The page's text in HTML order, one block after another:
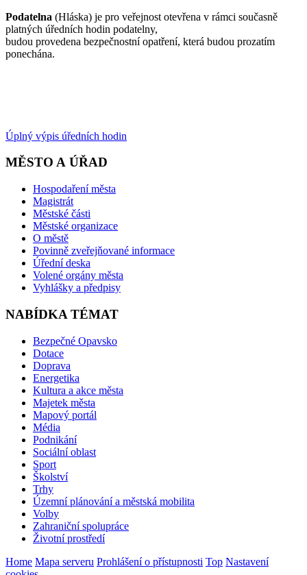
Podatelna (Hláska) je pro veřejnost otevřena v rámci současně
platných úředních hodin podatelny,
budou provedena bezpečnostní opatření, která budou prozatím
ponechána.
Úplný výpis úředních hodin
MĚSTO A ÚŘAD
Hospodaření města
Magistrát
Městské části
Městské organizace
O městě
Povinně zveřejňované informace
Úřední deska
Volené orgány města
Vyhlášky a předpisy
NABÍDKA TÉMAT
Bezpečné Opavsko
Dotace
Doprava
Energetika
Kultura a akce města
Majetek města
Mapový portál
Média
Podnikání
Sociální oblast
Sport
Školství
Trhy
Územní plánování a městská mobilita
Volby
Zahraniční spolupráce
Životní prostředí
Home Mapa serveru Prohlášení o přístupnosti Top Nastavení